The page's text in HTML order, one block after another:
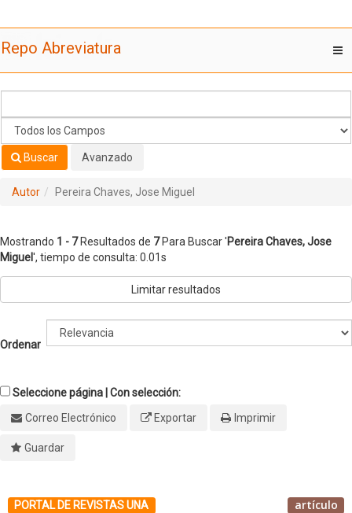
Miguel'
Repo Abreviatura
Buscar Avanzado
Autor Pereira Chaves, Jose Miguel
Mostrando 1 - 7Resultados de 7Para Buscar 'Pereira Chaves, Jose
Miguel', tiempo de consulta: 0.01s
Limitar resultados
Ordenar
Seleccione página | Con selección:
Correo Electrónico
Exportar Imprimir
Guardar
PORTAL DE REVISTAS UNA artículo